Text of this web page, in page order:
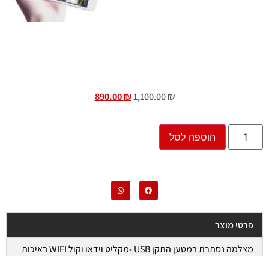
1,100.00₪
890.00₪
הוספה לסל
פרטי מוצר
מצלמה נסתרת במטען התקן USB -מקליט וידאו וקול WIFI באיכות